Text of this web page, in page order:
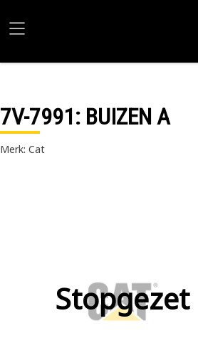
7V-7991: BUIZEN A
Merk: Cat
Stopgezet